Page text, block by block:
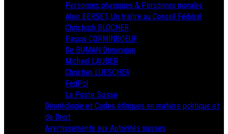
Personnes physiques & Personnes morales
Alain BERSET, Un traître au Conseil Fédéral
Christoph BLOCHER
Pascal CORMINBOEUF
De BUMAN Dominique
Michael LAUBER
Christian LUESCHER
FedPol
La Poste Suisse
Déontologie et Codes éthiques en matière politique et
de Droit
Avertissements aux Autorités suisses